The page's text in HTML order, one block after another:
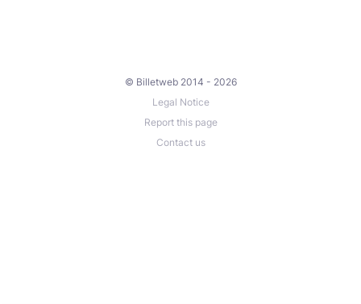
© Billetweb 2014 - 2026
Legal Notice
Report this page
Contact us